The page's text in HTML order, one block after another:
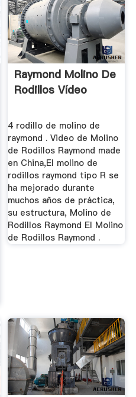
Raymond Molino De
Rodillos Vídeo
4 rodillo de molino de
raymond . Video de Molino
de Rodillos Raymond made
en China,El molino de
rodillos raymond tipo R se
ha mejorado durante
muchos años de práctica,
su estructura, Molino de
Rodillos Raymond El Molino
de Rodillos Raymond .